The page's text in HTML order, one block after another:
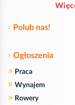
Polub nas!
Ogłoszenia
» Praca
» Wynajem
» Rowery